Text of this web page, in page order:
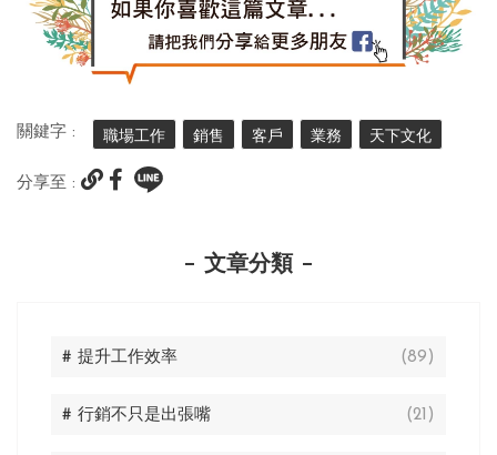
關鍵字 : 職場工作 銷售 客戶 業務 天下文化
分享至 :
文章分類
# 提升工作效率 (89)
# 行銷不只是出張嘴 (21)